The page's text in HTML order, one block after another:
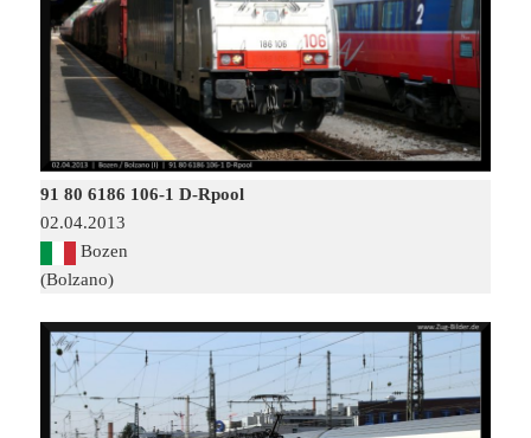
91 80 6186 106-1 D-Rpool
02.04.2013
Bozen
(Bolzano)